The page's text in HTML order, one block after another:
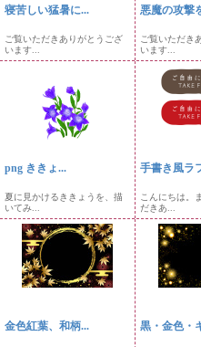
寝苦しい猛暑に...
ご覧いただきありがとうござ
います...
悪魔の攻撃
ご覧いただき
います...
png ききょ...
夏に見かけるききょうを、描
いてみ...
手書き風ラ
こんにちは。
だきあ...
金色紅葉、和柄... 黒・金色・